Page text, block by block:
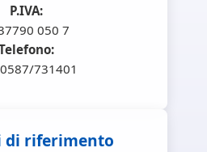
P.IVA:
050 7
731401
di riferimento